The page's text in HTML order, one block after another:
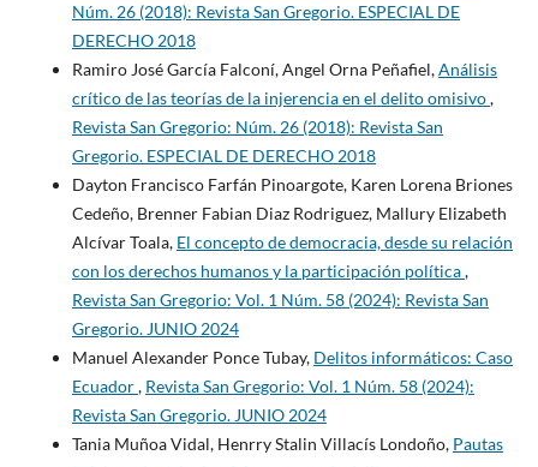
Núm. 26 (2018): Revista San Gregorio. ESPECIAL DE
DERECHO 2018
Ramiro José García Falconí, Angel Orna Peñafiel,Análisis
crítico de las teorías de la injerencia en el delito omisivo,
Revista San Gregorio: Núm. 26 (2018): Revista San
Gregorio. ESPECIAL DE DERECHO 2018
Dayton Francisco Farfán Pinoargote, Karen Lorena Briones
Cedeño, Brenner Fabian Diaz Rodriguez, Mallury Elizabeth
Alcívar Toala, El concepto de democracia, desde su relación
con los derechos humanos y la participación política,
Revista San Gregorio: Vol. 1 Núm. 58 (2024): Revista San
Gregorio. JUNIO 2024
Manuel Alexander Ponce Tubay, Delitos informáticos: Caso
Ecuador, Revista San Gregorio: Vol. 1 Núm. 58 (2024):
Revista San Gregorio. JUNIO 2024
Tania Muñoa Vidal, Henrry Stalin Villacís Londoño, Pautas